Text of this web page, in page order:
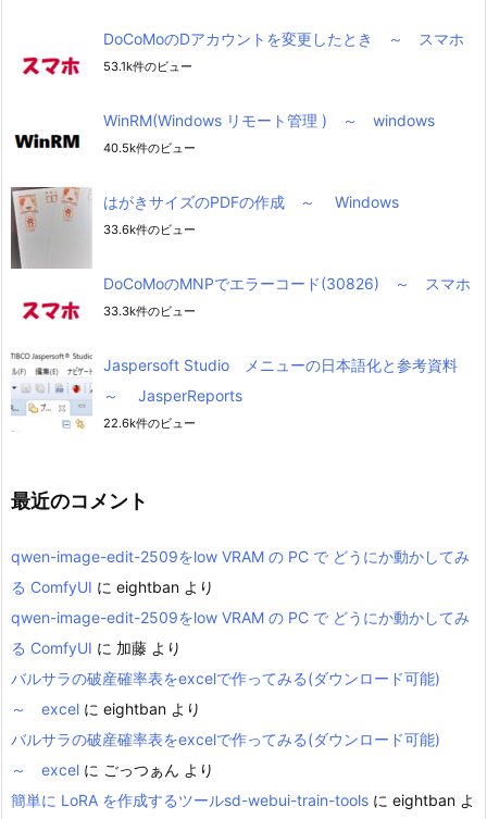
DoCoMoのDアカウントを変更したとき ～ スマホ
53.1k件のビュー
WinRM(Windows リモート管理 ) ～ windows
40.5k件のビュー
はがきサイズのPDFの作成 ～ Windows
33.6k件のビュー
DoCoMoのMNPでエラーコード(30826) ～ スマホ
33.3k件のビュー
Jaspersoft Studio メニューの日本語化と参考資料
～ JasperReports
22.6k件のビュー
最近のコメント
qwen-image-edit-2509をlow VRAM の PC で どうにか動かしてみ
る ComfyUI に eightban より
qwen-image-edit-2509をlow VRAM の PC で どうにか動かしてみ
る ComfyUI に 加藤 より
バルサラの破産確率表をexcelで作ってみる(ダウンロード可能)
～ excel に eightban より
バルサラの破産確率表をexcelで作ってみる(ダウンロード可能)
～ excel に ごっつぁん より
簡単に LoRA を作成するツールsd-webui-train-tools に eightban よ